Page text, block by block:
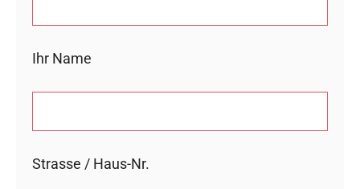
Ihr Name
Strasse / Haus-Nr.